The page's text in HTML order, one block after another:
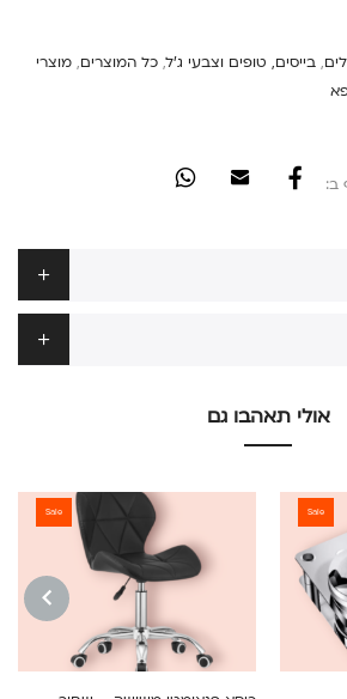
, בייסים, טופים וצבעי ג'ל, כל המוצרים, מוצרי
ב:
אולי תאהבו גם
Sale
Sale